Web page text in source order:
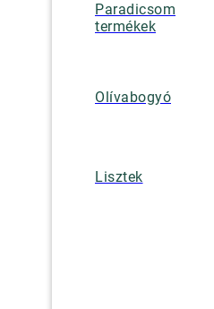
Paradicsom
termékek
Olívabogyó
Lisztek